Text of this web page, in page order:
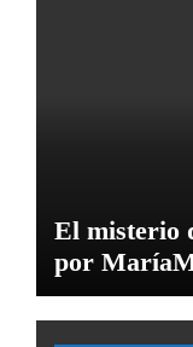
El misterio
por